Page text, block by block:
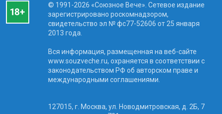
© 1991-2026 «Союзное Вече». Сетевое издание
зарегистрировано роскомнадзором,
свидетельство эл № фc77-52606 от 25 января
2013 года.
Вся информация, размещенная на веб-сайте
www.souzveche.ru, охраняется в соответствии с
законодательством РФ об авторском праве и
международными соглашениями.
127015, г. Москва, ул. Новодмитровская, д. 2Б, 7